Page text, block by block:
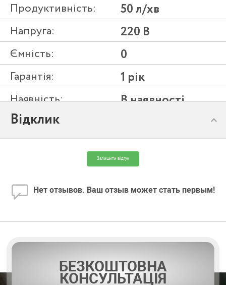
Продуктивність: 50 л/хв
Напруга: 220 В
Ємність: 0
Гарантія: 1 рік
Наявність: В наявності
Модель:
Відклик
Залишити відгук
Нет отзывов. Ваш отзыв может стать первым!
БЕЗКОШТОВНА
КОНСУЛЬТАЦІЯ